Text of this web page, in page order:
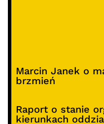
Marcin Janek o
brzmień
Raport o stanie
kierunkach